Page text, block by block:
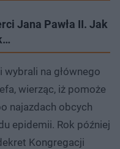
Jana Pawła II. Jak
na głównego
wierząc, iż pomoże
najazdach obcych
epidemii. Rok później
Kongregacji